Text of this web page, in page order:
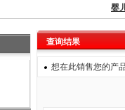
婴
查询结果
想在此销售您的产